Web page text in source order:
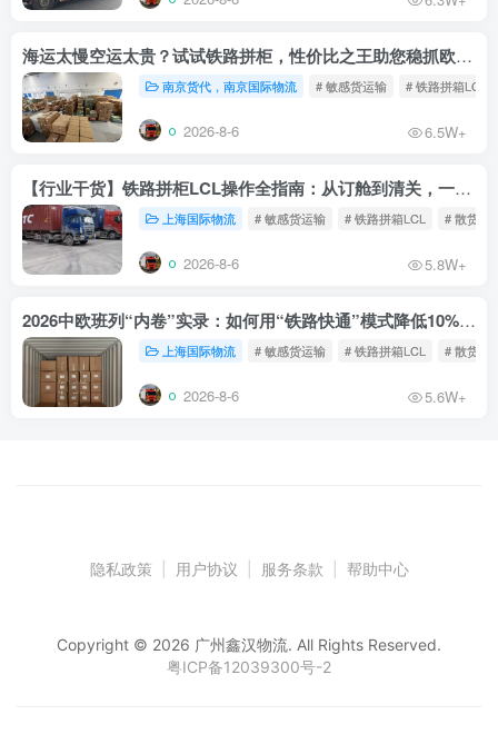
海运太慢空运太贵？试试铁路拼柜，性价比之王助您稳抓欧洲市场
南京货代，南京国际物流 # 敏感货运输 # 铁路拼箱LCL
2026-8-6 6.5W+
【行业干货】铁路拼柜LCL操作全指南：从订舱到清关，一文读懂
上海国际物流 # 敏感货运输 # 铁路拼箱LCL # 散货铁
2026-8-6 5.8W+
2026中欧班列“内卷”实录：如何用“铁路快通”模式降低10%物流成本？
上海国际物流 # 敏感货运输 # 铁路拼箱LCL # 散货铁
2026-8-6 5.6W+
隐私政策 用户协议 服务条款 帮助中心
Copyright © 2026 广州鑫汉物流. All Rights Reserved.
粤ICP备12039300号-2